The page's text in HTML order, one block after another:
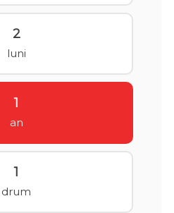
2
luni
1
an
1
drum